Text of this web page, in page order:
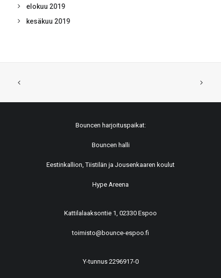
elokuu 2019
kesäkuu 2019
Bouncen harjoituspaikat:
Bouncen halli
Eestinkallion, Tiistilän ja Jousenkaaren koulut
Hype Areena
Kattilalaaksontie 1, 02330 Espoo
toimisto@bounce-espoo.fi
Y-tunnus 2296917-0